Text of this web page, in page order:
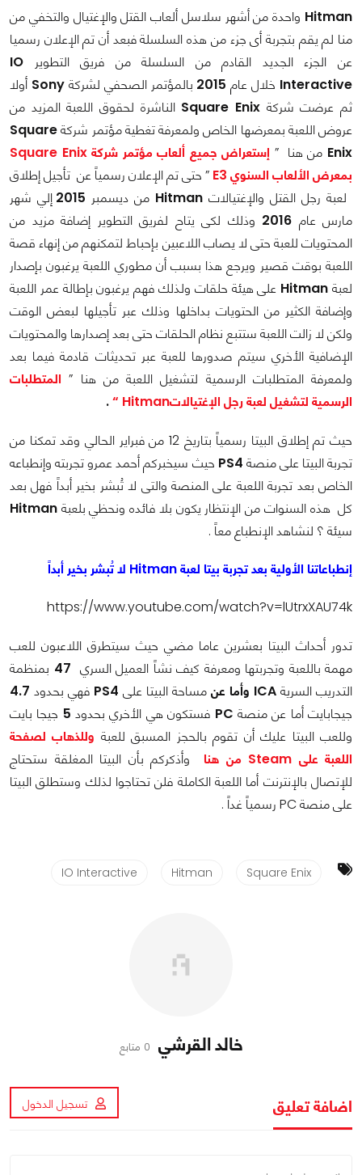
Hitman واحدة من أشهر سلاسل ألعاب القتل والإغتيال والتخفي من
منا لم يقم بتجربة أى جزء من هذه السلسلة فبعد أن تم الإعلان رسميا
عن الجزء الجديد القادم من السلسلة من فريق التطوير IO
Interactive خلال عام 2015 بالمؤتمر الصحفي لشركةSony أولا
ثم عرضت شركة Square Enix الناشرة لحقوق اللعبة المزيد من
عروض اللعبة بمعرضها الخاص ولمعرفة تغطية مؤتمر شركةSquare
Enix من هنا ”
إستعراض جميع ألعاب مؤتمر شركة Square Enix
بمعرض الألعاب السنوي E3
” حتى تم الإعلان رسمياً عن تأجيل إطلاق
لعبة رجل القتل والإغتيالات Hitman من ديسمبر 2015 إلي شهر
مارس عام 2016 وذلك لكى يتاح لفريق التطوير إضافة مزيد من
المحتويات للعبة حتى لا يصاب اللاعبين بإحباط لتمكنهم من إنهاء قصة
اللعبة بوقت قصير ويرجع هذا بسبب أن مطوري اللعبة يرغبون بإصدار
لعبة Hitman على هيئة حلقات ولذلك فهم يرغبون بإطالة عمر اللعبة
وإضافة الكثير من الحتويات بداخلها وذلك عبر تأجيلها لبعض الوقت
ولكن لا زالت اللعبة ستتبع نظام الحلقات حتى بعد إصدارها والمحتويات
الإضافية الأخري سيتم صدورها للعبة عبر تحديثات قادمة فيما بعد
ولمعرفة المتطلبات الرسمية لتشغيل اللعبة من هنا ” المتطلبات
الرسمية لتشغيل لعبة رجل الإغتيالاتHitman “
.
حيث تم إطلاق البيتا رسمياً بتاريخ 12 من فبراير الحالي وقد تمكنا من
تجربة البيتا على منصة PS4 حيث سيخبركم أحمد عمرو تجربته وإنطباعه
الخاص بعد تجربة اللعبة على المنصة والتى لا تُبشر بخير أبداً فهل بعد
كل هذه السنوات من الإنتظار يكون بلا فائده ونحظي بلعبة Hitman
سيئة ؟ لنشاهد الإنطباع معاً .
إنطباعاتنا الأولية بعد تجربة بيتا لعبة Hitman لا تُبشر بخير أبداً
https://www.youtube.com/watch?v=lUtrxXAU74k
تدور أحداث البيتا بعشرين عاما مضي حيث سيتطرق اللاعبون للعب
مهمة باللعبة وتجربتها ومعرفة كيف نشاً العميل السري 47 بمنظمة
التدريب السرية ICA وأما عن مساحة البيتا على PS4 فهي بحدود 4.7
جيجابايت أما عن منصة PC فستكون هي الأخري بحدود 5 جيجا بايت
وللعب البيتا عليك أن تقوم بالحجز المسبق للعبة وللذهاب لصفحة
اللعبة على Steam من هنا
وأذكركم بأن البيتا المغلقة ستحتاج
للإتصال بالإنترنت أما اللعبة الكاملة فلن تحتاجوا لذلك وستطلق البيتا
على منصة PC رسمياً غداً .
Square Enix
Hitman
IO Interactive
خالد القرشي 0 متابع
اضافة تعليق تسجيل الدخول